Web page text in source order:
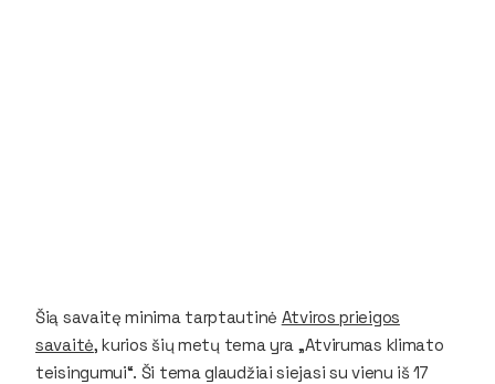
Šią savaitę minima tarptautinė Atviros prieigos
savaitė, kurios šių metų tema yra „Atvirumas klimato
teisingumui“. Ši tema glaudžiai siejasi su vienu iš 17